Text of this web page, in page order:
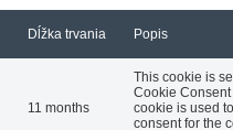
Dĺžka trvania Popis
11 months
This cookie is
Cookie
cookie is used
consent for the